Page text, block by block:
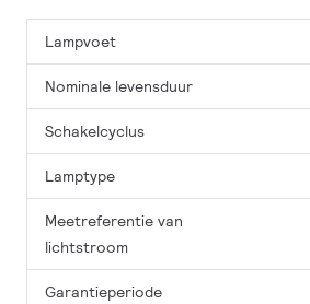
Lampvoet
Nominale levensduur
Schakelcyclus
Lamptype
Meetreferentie van
lichtstroom
Garantieperiode